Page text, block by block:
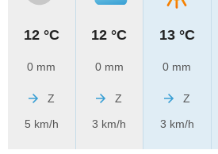
12 °C
0 mm
Z
5 km/h
12 °C
0 mm
Z
3 km/h
13 °C
0 mm
Z
3 km/h